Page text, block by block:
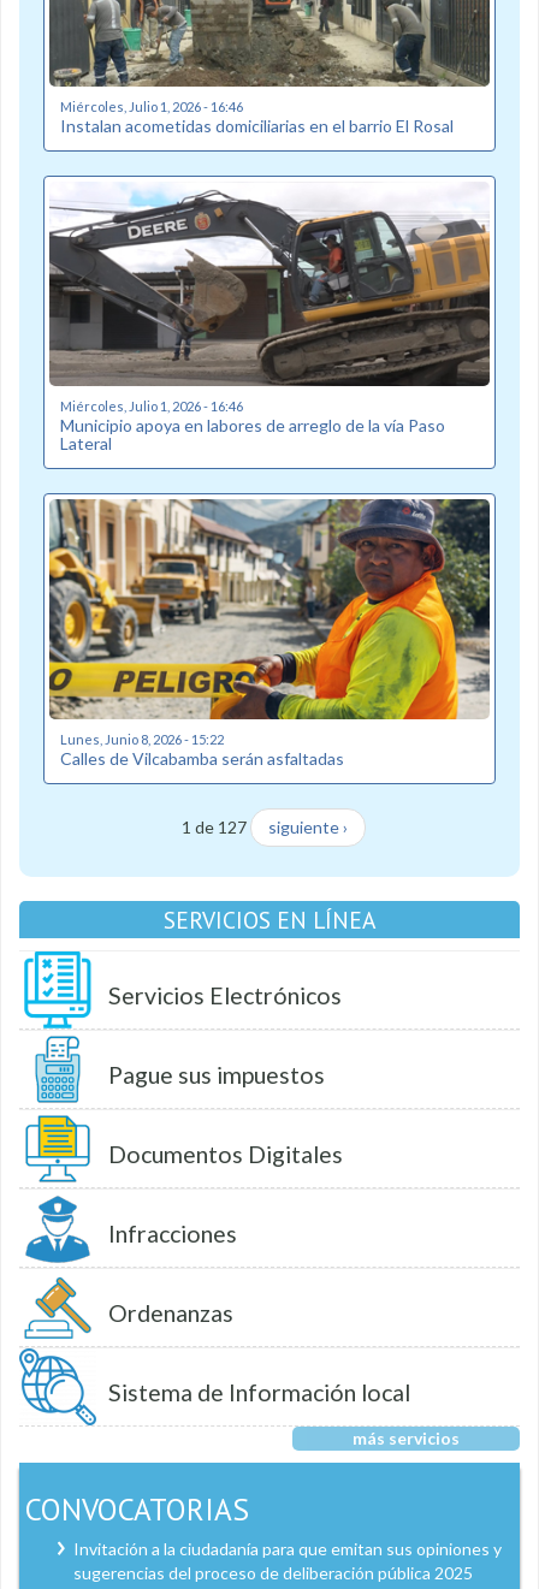
Miércoles, Julio 1, 2026 - 16:46
Instalan acometidas domiciliarias en el barrio El Rosal
Miércoles, Julio 1, 2026 - 16:46
Municipio apoya en labores de arreglo de la vía Paso
Lateral
Lunes, Junio 8, 2026 - 15:22
Calles de Vilcabamba serán asfaltadas
1 de 127 siguiente ›
SERVICIOS EN LÍNEA
Servicios Electrónicos
Pague sus impuestos
Documentos Digitales
Infracciones
Ordenanzas
Sistema de Información local
más servicios
CONVOCATORIAS
Invitación a la ciudadanía para que emitan sus opiniones y
sugerencias del proceso de deliberación pública 2025